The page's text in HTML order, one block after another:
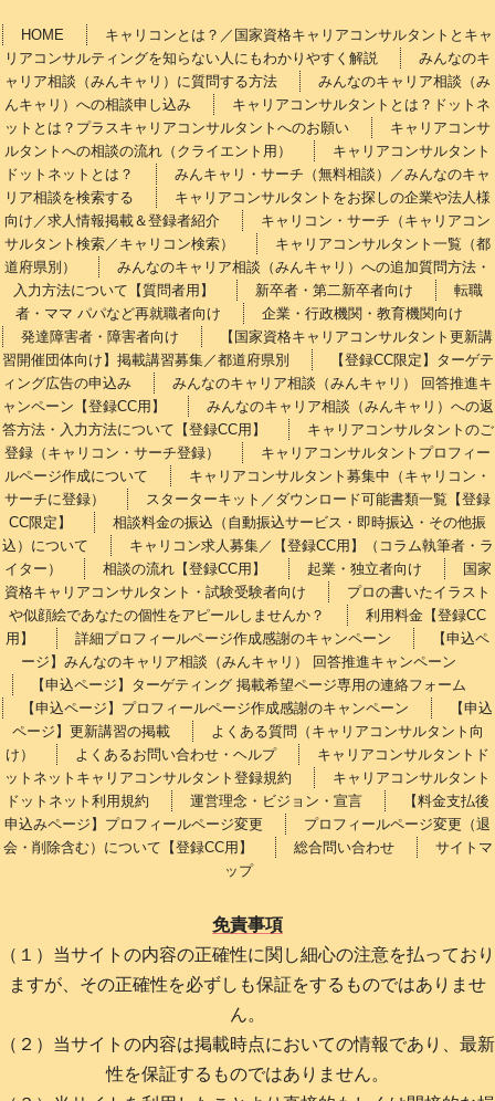
HOME
キャリコンとは？／国家資格キャリアコンサルタントとキャ
リアコンサルティングを知らない人にもわかりやすく解説
みんなのキ
ャリア相談（みんキャリ）に質問する方法
みんなのキャリア相談（み
んキャリ）への相談申し込み
キャリアコンサルタントとは？ドットネ
ットとは？プラスキャリアコンサルタントへのお願い
キャリアコンサ
ルタントへの相談の流れ（クライエント用）
キャリアコンサルタント
ドットネットとは？
みんキャリ・サーチ（無料相談）／みんなのキャ
リア相談を検索する
キャリアコンサルタントをお探しの企業や法人様
向け／求人情報掲載＆登録者紹介
キャリコン・サーチ（キャリアコン
サルタント検索／キャリコン検索）
キャリアコンサルタント一覧（都
道府県別）
みんなのキャリア相談（みんキャリ）への追加質問方法・
入力方法について【質問者用】
新卒者・第二新卒者向け
転職
者・ママ パパなど再就職者向け
企業・行政機関・教育機関向け
発達障害者・障害者向け
【国家資格キャリアコンサルタント更新講
習開催団体向け】掲載講習募集／都道府県別
【登録CC限定】ターゲテ
ィング広告の申込み
みんなのキャリア相談（みんキャリ） 回答推進キ
ャンペーン【登録CC用】
みんなのキャリア相談（みんキャリ）への返
答方法・入力方法について【登録CC用】
キャリアコンサルタントのご
登録（キャリコン・サーチ登録）
キャリアコンサルタントプロフィー
ルページ作成について
キャリアコンサルタント募集中（キャリコン・
サーチに登録）
スターターキット／ダウンロード可能書類一覧【登録
CC限定】
相談料金の振込（自動振込サービス・即時振込・その他振
込）について
キャリコン求人募集／【登録CC用】（コラム執筆者・ラ
イター）
相談の流れ【登録CC用】 起業・独立者向け
国家
資格キャリアコンサルタント・試験受験者向け
プロの書いたイラスト
や似顔絵であなたの個性をアピールしませんか？
利用料金【登録CC
用】
詳細プロフィールページ作成感謝のキャンペーン
【申込ペ
ージ】みんなのキャリア相談（みんキャリ） 回答推進キャンペーン
【申込ページ】ターゲティング 掲載希望ページ専用の連絡フォーム
【申込ページ】プロフィールページ作成感謝のキャンペーン
【申込
ページ】更新講習の掲載
よくある質問（キャリアコンサルタント向
け）
よくあるお問い合わせ・ヘルプ
キャリアコンサルタントド
ットネットキャリアコンサルタント登録規約
キャリアコンサルタント
ドットネット利用規約
運営理念・ビジョン・宣言
【料金支払後
申込みページ】プロフィールページ変更
プロフィールページ変更（退
会・削除含む）について【登録CC用】
総合問い合わせ
サイトマ
ップ
免責事項
（１）当サイトの内容の正確性に関し細心の注意を払っており
ますが、その正確性を必ずしも保証をするものではありませ
ん。
（２）当サイトの内容は掲載時点においての情報であり、最新
性を保証するものではありません。